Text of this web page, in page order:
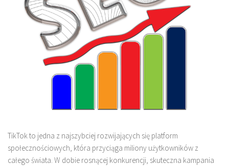
TikTok to jedna z najszybciej rozwijających się platform
społecznościowych, która przyciąga miliony użytkowników z
całego świata. W dobie rosnącej konkurencji, skuteczna kampania